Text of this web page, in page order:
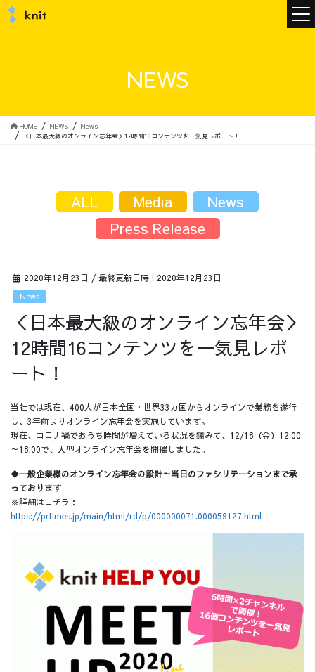
サービス
採用情報
採用情報トップ
お問い合わせ
NEWS
HOME NEWS
News
＜日本最大級のオンライン忘年会＞12時間16コンテンツを一気見レポート！
2020年12月23日 / 最終更新日時 : 2020年12月23日
News
＜日本最大級のオンライン忘年会＞
12時間16コンテンツを一気見レポ
ート！
当社では現在、400人が日本全国・世界33カ国からオンラインで業務を遂行
し、3年前よりオンライン忘年会を実施しています。
現在、コロナ禍でおうち時間が増えている状況を鑑みて、12/18（金）12:00
～18:00で、大型オンライン忘年会を開催しました。
◆一般企業様のオンライン忘年会の設計～当日のファシリテーションまで承
っております
※詳細はコチラ：
https://prtimes.jp/main/html/rd/p/000000071.000059127.html
ALL Media
News
Press Release